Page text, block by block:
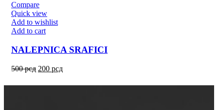
Compare
Quick view
Add to wishlist
Add to cart
NALEPNICA SRAFICI
500рсд 200 рсд